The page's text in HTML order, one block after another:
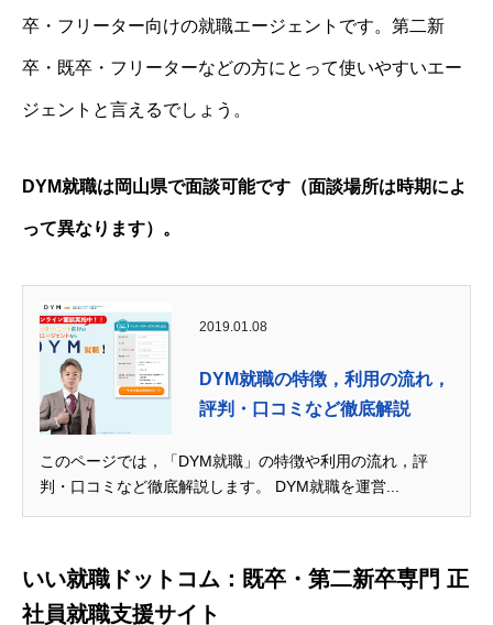
卒・フリーター向けの就職エージェントです。第二新
卒・既卒・フリーターなどの方にとって使いやすいエー
ジェントと言えるでしょう。
DYM就職は岡山県で面談可能です（面談場所は時期によ
って異なります）。
2019.01.08
DYM就職の特徴，利用の流れ，
評判・口コミなど徹底解説
このページでは，「DYM就職」の特徴や利用の流れ，評
判・口コミなど徹底解説します。 DYM就職を運営...
いい就職ドットコム：既卒・第二新卒専門 正
社員就職支援サイト